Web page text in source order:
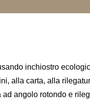
inchiostro
alla carta, alla
angolo rotondo e